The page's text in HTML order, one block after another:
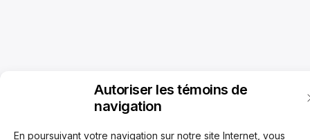
Autoriser les témoins de
navigation
En poursuivant votre navigation sur notre site Internet, vous